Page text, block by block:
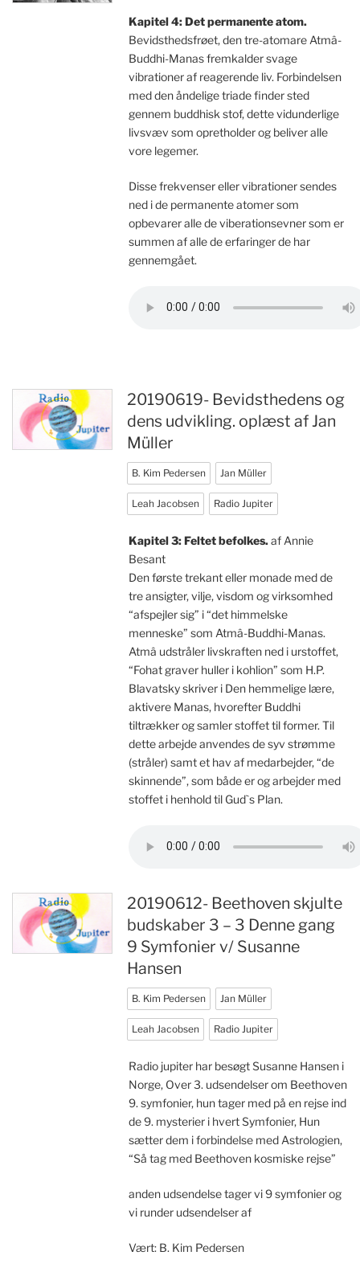
Kapitel 4: Det permanente atom.
Bevidsthedsfrøet, den tre-atomare Atmâ-
Buddhi-Manas fremkalder svage
vibrationer af reagerende liv. Forbindelsen
med den åndelige triade finder sted
gennem buddhisk stof, dette vidunderlige
livsvæv som opretholder og beliver alle
vore legemer.
Disse frekvenser eller vibrationer sendes
ned i de permanente atomer som
opbevarer alle de viberationsevner som er
summen af alle de erfaringer de har
gennemgået.
20190619- Bevidsthedens og
dens udvikling. oplæst af Jan
Müller
B. Kim Pedersen Jan Müller
Leah Jacobsen Radio Jupiter
Kapitel 3: Feltet befolkes.af Annie
Besant
Den første trekant eller monade med de
tre ansigter, vilje, visdom og virksomhed
“afspejler sig” i “det himmelske
menneske” som Atmâ-Buddhi-Manas.
Atmâ udstråler livskraften ned i urstoffet,
“Fohat graver huller i kohlion” som H.P.
Blavatsky skriver i Den hemmelige lære,
aktivere Manas, hvorefter Buddhi
tiltrækker og samler stoffet til former. Til
dette arbejde anvendes de syv strømme
(stråler) samt et hav af medarbejder, “de
skinnende”, som både er og arbejder med
stoffet i henhold til Gud`s Plan.
20190612- Beethoven skjulte
budskaber 3 – 3 Denne gang
9 Symfonier v/ Susanne
Hansen
B. Kim Pedersen Jan Müller
Leah Jacobsen Radio Jupiter
Radio jupiter har besøgt Susanne Hansen i
Norge, Over 3. udsendelser om Beethoven
9. symfonier, hun tager med på en rejse ind
de 9. mysterier i hvert Symfonier, Hun
sætter dem i forbindelse med Astrologien,
“Så tag med Beethoven kosmiske rejse”
anden udsendelse tager vi 9 symfonier og
vi runder udsendelser af
Vært: B. Kim Pedersen